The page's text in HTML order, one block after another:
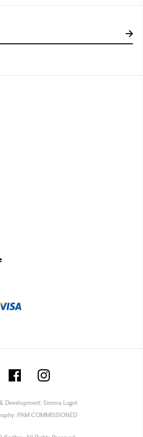
Development: Simma Lugnt
PAM COMMISSIONED